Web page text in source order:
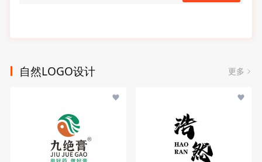
自然LOGO设计 更多